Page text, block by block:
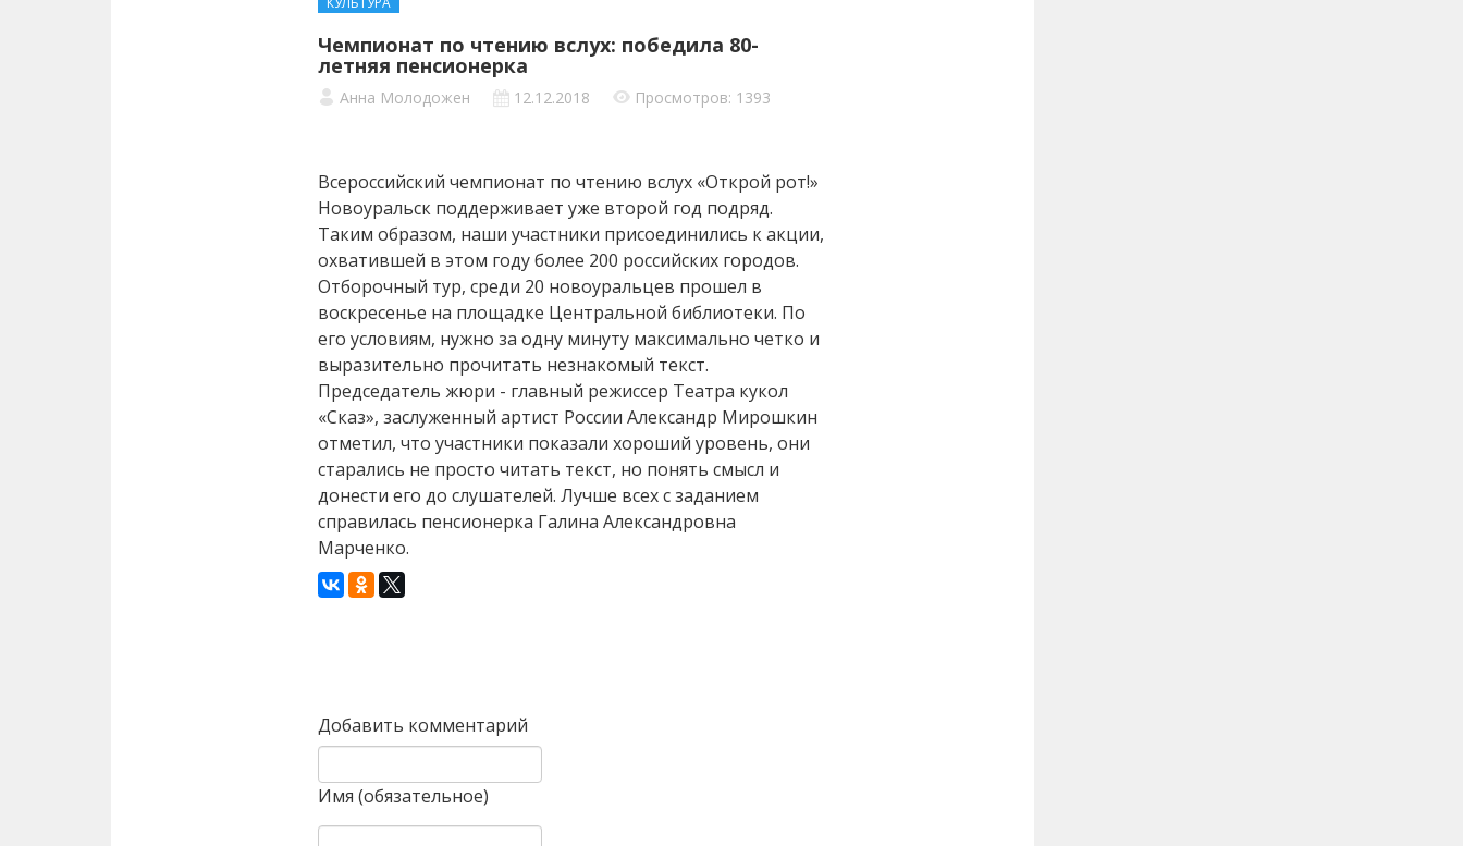
Чемпионат по чтению вслух: победила 80-
летняя пенсионерка
Анна Молодожен 12.12.2018 Просмотров: 1393
Всероссийский чемпионат по чтению вслух «Открой рот!»
Новоуральск поддерживает уже второй год подряд.
Таким образом, наши участники присоединились к акции,
охватившей в этом году более 200 российских городов.
Отборочный тур, среди 20 новоуральцев прошел в
воскресенье на площадке Центральной библиотеки. По
его условиям, нужно за одну минуту максимально четко и
выразительно прочитать незнакомый текст.
Председатель жюри - главный режиссер Театра кукол
«Сказ», заслуженный артист России Александр Мирошкин
отметил, что участники показали хороший уровень, они
старались не просто читать текст, но понять смысл и
донести его до слушателей. Лучше всех с заданием
справилась пенсионерка Галина Александровна
Марченко.
Добавить комментарий
Имя (обязательное)